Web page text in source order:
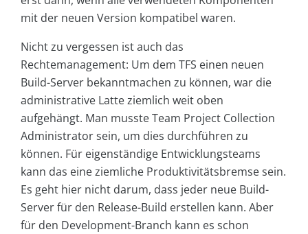
mit der neuen Version kompatibel waren.
Nicht zu vergessen ist auch das
Rechtemanagement: Um dem TFS einen neuen
Build-Server bekanntmachen zu können, war die
administrative Latte ziemlich weit oben
aufgehängt. Man musste Team Project Collection
Administrator sein, um dies durchführen zu
können. Für eigenständige Entwicklungsteams
kann das eine ziemliche Produktivitätsbremse sein.
Es geht hier nicht darum, dass jeder neue Build-
Server für den Release-Build erstellen kann. Aber
für den Development-Branch kann es schon